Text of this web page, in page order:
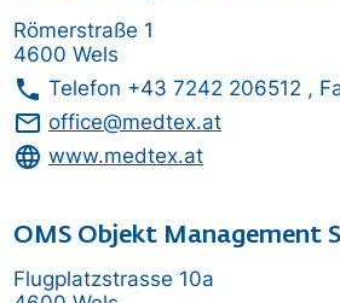
Römerstraße 1
4600 Wels
phone Telefon +43 7242 206512 ,
mail_outline office@medtex.at
language www.medtex.at
OMS Objekt Management
Flugplatzstrasse 10a